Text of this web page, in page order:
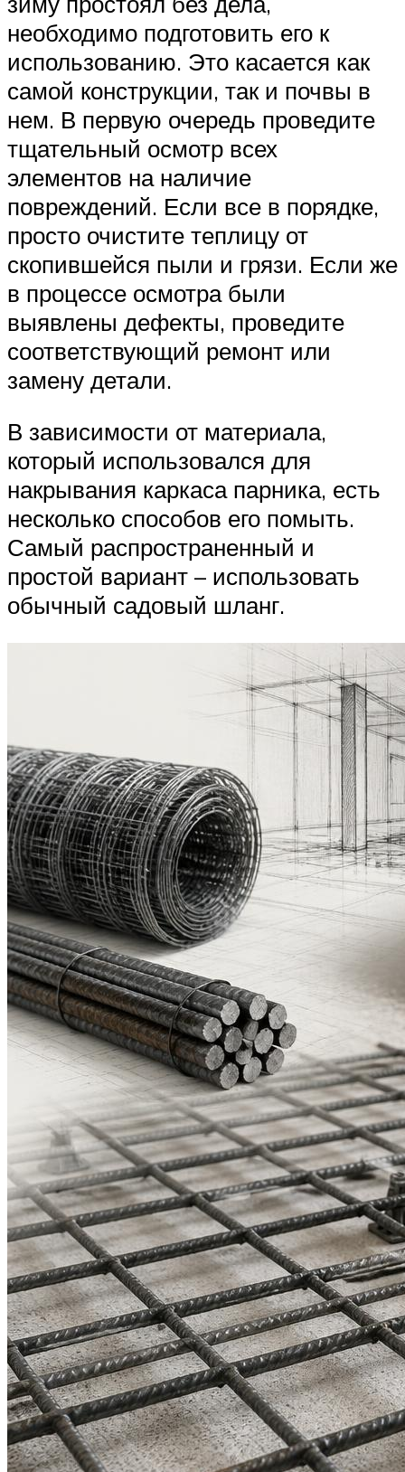
необходимо подготовить его к
использованию. Это касается как
самой конструкции, так и почвы в
нем. В первую очередь проведите
тщательный осмотр всех
элементов на наличие
повреждений. Если все в порядке,
просто очистите теплицу от
скопившейся пыли и грязи. Если же
в процессе осмотра были
выявлены дефекты, проведите
соответствующий ремонт или
замену детали.
В зависимости от материала,
который использовался для
накрывания каркаса парника, есть
несколько способов его помыть.
Самый распространенный и
простой вариант – использовать
обычный садовый шланг.